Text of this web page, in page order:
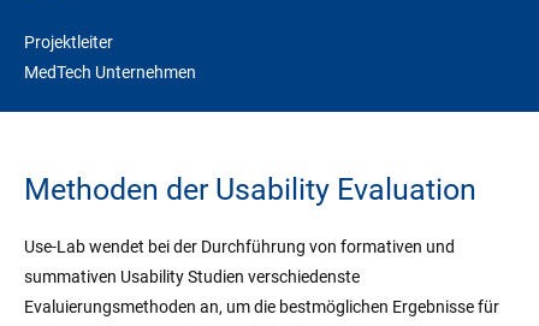
Projektleiter
MedTech Unternehmen
Methoden der Usability Evaluation
Use-Lab wendet bei der Durchführung von formativen und
summativen Usability Studien verschiedenste
Evaluierungsmethoden an, um die bestmöglichen Ergebnisse für